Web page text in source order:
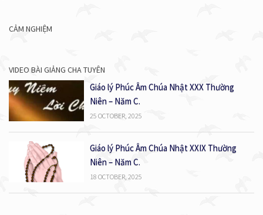
CẢM NGHIỆM
VIDEO BÀI GIẢNG CHA TUYÊN
Giáo lý Phúc Âm Chúa Nhật XXX Thường
Niên – Năm C.
25 OCTOBER, 2025
Giáo lý Phúc Âm Chúa Nhật XXIX Thường
Niên – Năm C.
18 OCTOBER, 2025